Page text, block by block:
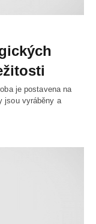
je postavena na
jsou vyráběny a